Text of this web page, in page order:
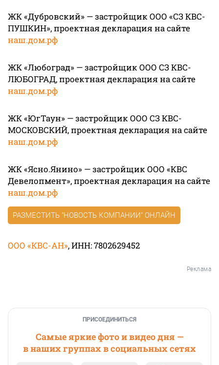
ЖК «Дубровский» — застройщик ООО «СЗ КВС-
ПУШКИН», проектная декларация на сайте
наш.дом.рф
ЖК «Любоград» — застройщик ООО СЗ КВС-
ЛЮБОГРАД, проектная декларация на сайте
наш.дом.рф
ЖК «ЮгТаун» — застройщик ООО СЗ КВС-
МОСКОВСКИЙ, проектная декларация на сайте
наш.дом.рф
ЖК «Ясно.Янино» — застройщик ООО «КВС
Девелопмент», проектная декларация на сайте
наш.дом.рф
РАЗМЕСТИТЬ "НОВОСТЬ КОМПАНИИ" ОНЛАЙН
ООО «КВС-АН», ИНН: 7802629452
Реклама
ПРИСОЕДИНИТЬСЯ
Самые яркие фото и видео дня —
в наших группах в социальных сетях